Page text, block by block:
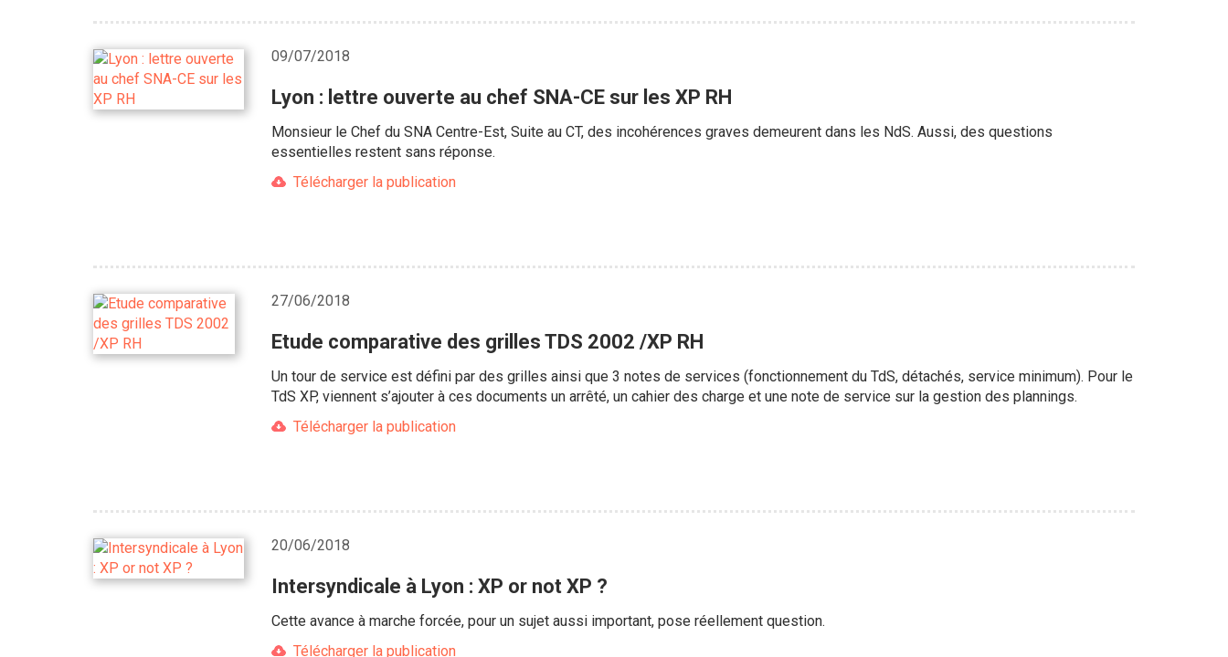
09/07/2018
Lyon : lettre ouverte au chef SNA-CE sur les XP RH
Monsieur le Chef du SNA Centre-Est, Suite au CT, des incohérences graves demeurent dans les NdS. Aussi, des questions
essentielles restent sans réponse.
Télécharger la publication
27/06/2018
Etude comparative des grilles TDS 2002 /XP RH
Un tour de service est défini par des grilles ainsi que 3 notes de services (fonctionnement du TdS, détachés, service minimum). Pour le
TdS XP, viennent s’ajouter à ces documents un arrêté, un cahier des charge et une note de service sur la gestion des plannings.
Télécharger la publication
20/06/2018
Intersyndicale à Lyon : XP or not XP ?
Cette avance à marche forcée, pour un sujet aussi important, pose réellement question.
Télécharger la publication